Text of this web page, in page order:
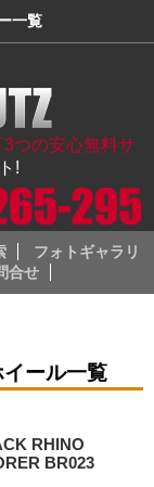
一覧
3つの安心無料サ
!
フォトギャラリ
合せ
ール一覧
RHINO
BR023